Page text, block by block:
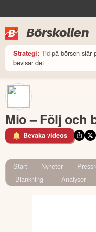
Börskollen
Strategi: Tid på börsen slår
bevisar det
Mio – Följ och
Bevaka videos
Start Nyheter
Blankning
Analyser